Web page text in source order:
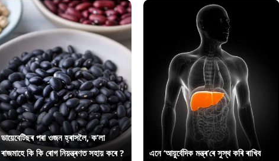
ডায়েবেটিছৰ পৰা ওজন হ্ৰাসলৈ, ক’লা
ৰাজমাহে কি কি ৰোগ নিয়ন্ত্ৰণত সহায় কৰে ?
এনে ‘আয়ুৰ্বেদিক মন্ত্ৰ’ৰে সুস্থ কৰি ৰাখিব